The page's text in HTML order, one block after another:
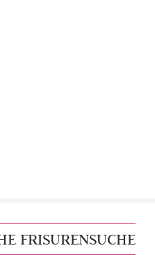
FRISURENSUCHE